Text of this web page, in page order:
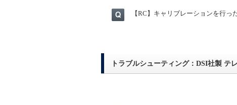
【RC】キャリブレーションを行っ
トラブルシューティング：DSI社製 テ